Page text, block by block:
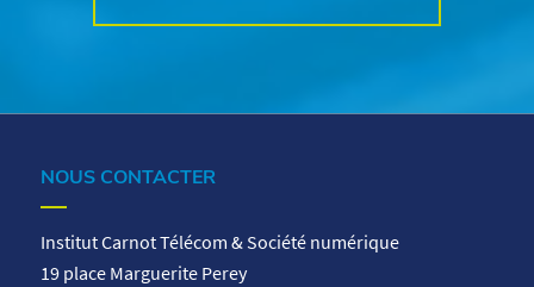
NOUS CONTACTER
Institut Carnot Télécom & Société numérique
19 place Marguerite Perey